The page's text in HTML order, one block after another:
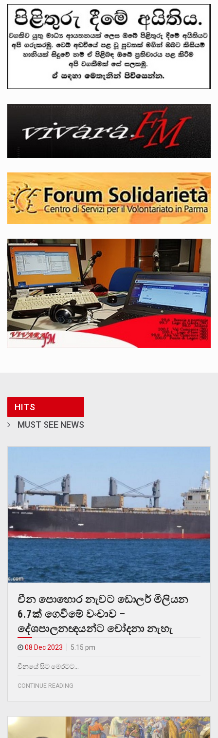
HITS
MUST SEE NEWS
චීන පොහොර නැවට ඩොලර් මිලියන
6.7ක් ගෙවීමේ වංචාව –
දේශපාලනඥයන්ට චෝදනා නැහැ
08 Dec 2023 5.15 pm
චීනයේ සිට මෙරටට…
CONTINUE READING